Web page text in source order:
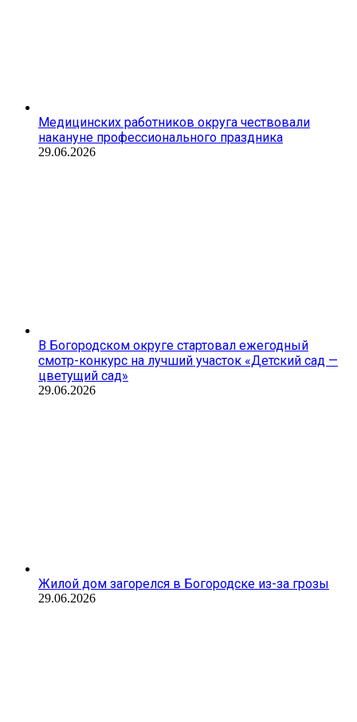
Медицинских работников округа чествовали
накануне профессионального праздника
29.06.2026
В Богородском округе стартовал ежегодный
смотр-конкурс на лучший участок «Детский сад —
цветущий сад»
29.06.2026
Жилой дом загорелся в Богородске из-за грозы
29.06.2026